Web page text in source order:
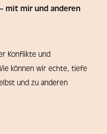
mit mir und anderen
Konflikte und
können wir echte, tiefe
und zu anderen